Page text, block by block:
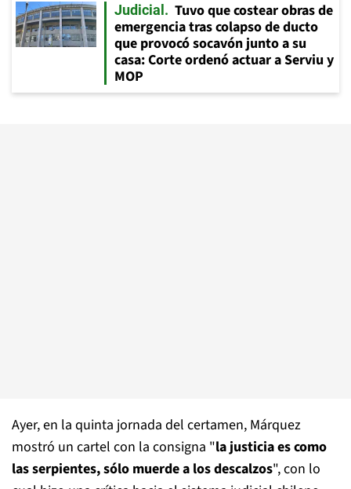
Judicial
Tuvo que costear obras de
emergencia tras colapso de ducto
que provocó socavón junto a su
casa: Corte ordenó actuar a Serviu y
MOP
Ayer, en la quinta jornada del certamen, Márquez
mostró un cartel con la consigna "la justicia es como
las serpientes, sólo muerde a los descalzos", con lo